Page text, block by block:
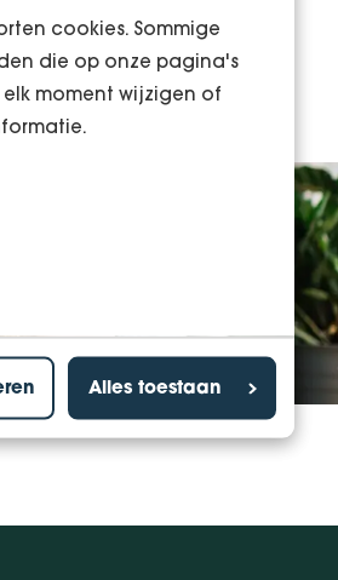
cookies. Sommige
die op onze pagina's
moment wijzigen of
Alles toestaan